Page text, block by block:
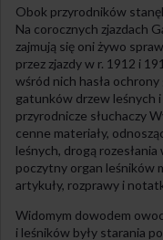
Obok przyrodników
Na corocznych zjazdach
zajmują się oni żywo
przez zjazdy w r. 1912 i
wśród nich hasła ochrony
gatunków drzew leśnych
przyrodnicze słuchaczy
cenne materiały,
leśnych, drogą rozesłania
poczytny organ leśników
artykuły, rozprawy i
Widomym dowodem
i leśników były starania